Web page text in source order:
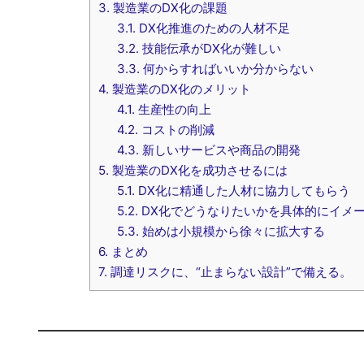
3. 製造業のDX化の課題
3.1. DX化推進のための人材不足
3.2. 技能伝承がDX化が難しい
3.3. 何からすればいいか分からない
4. 製造業のDX化のメリット
4.1. 生産性の向上
4.2. コストの削減
4.3. 新しいサービスや商品の開発
5. 製造業のDX化を成功させるには
5.1. DX化に精通した人材に協力してもらう
5.2. DX化でどうなりたいかを具体的にイメ
5.3. 始めは小規模から徐々に拡大する
6. まとめ
7. 調達リスクに、“止まらない設計”で備える。